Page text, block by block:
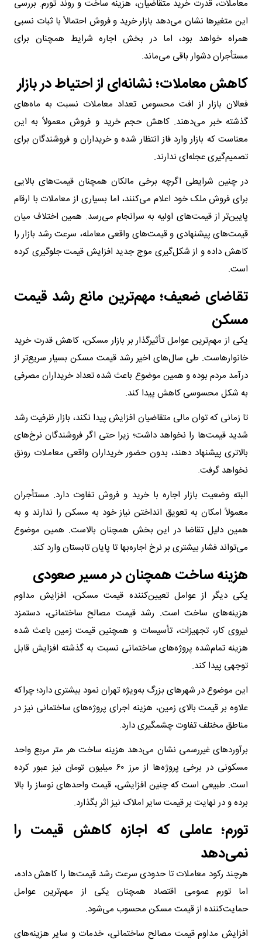
معاملات، قدرت خرید متقاضیان، هزینه ساخت و روند تورم. بررسی
این متغیرها نشان می‌دهد بازار خرید و فروش احتمالاً با ثبات نسبی
همراه خواهد بود، اما در بخش اجاره شرایط همچنان برای
مستأجران دشوار باقی می‌ماند.
کاهش معاملات؛ نشانه‌ای از احتیاط در بازار
فعالان بازار از افت محسوس تعداد معاملات نسبت به ماه‌های
گذشته خبر می‌دهند. کاهش حجم خرید و فروش معمولاً به این
معناست که بازار وارد فاز انتظار شده و خریداران و فروشندگان برای
تصمیم‌گیری عجله‌ای ندارند.
در چنین شرایطی اگرچه برخی مالکان همچنان قیمت‌های بالایی
برای فروش ملک خود اعلام می‌کنند، اما بسیاری از معاملات با ارقام
پایین‌تر از قیمت‌های اولیه به سرانجام می‌رسد. همین اختلاف میان
قیمت‌های پیشنهادی و قیمت‌های واقعی معامله، سرعت رشد بازار را
کاهش داده و از شکل‌گیری موج جدید افزایش قیمت جلوگیری کرده
است.
تقاضای ضعیف؛ مهم‌ترین مانع رشد قیمت
مسکن
یکی از مهم‌ترین عوامل تأثیرگذار بر بازار مسکن، کاهش قدرت خرید
خانوارهاست. طی سال‌های اخیر رشد قیمت مسکن بسیار سریع‌تر از
درآمد مردم بوده و همین موضوع باعث شده تعداد خریداران مصرفی
به شکل محسوسی کاهش پیدا کند.
تا زمانی که توان مالی متقاضیان افزایش پیدا نکند، بازار ظرفیت رشد
شدید قیمت‌ها را نخواهد داشت؛ زیرا حتی اگر فروشندگان نرخ‌های
بالاتری پیشنهاد دهند، بدون حضور خریداران واقعی معاملات رونق
نخواهد گرفت.
البته وضعیت بازار اجاره با خرید و فروش تفاوت دارد. مستأجران
معمولاً امکان به تعویق انداختن نیاز خود به مسکن را ندارند و به
همین دلیل تقاضا در این بخش همچنان بالاست. همین موضوع
می‌تواند فشار بیشتری بر نرخ اجاره‌بها تا پایان تابستان وارد کند.
هزینه ساخت همچنان در مسیر صعودی
یکی دیگر از عوامل تعیین‌کننده قیمت مسکن، افزایش مداوم
هزینه‌های ساخت است. رشد قیمت مصالح ساختمانی، دستمزد
نیروی کار، تجهیزات، تأسیسات و همچنین قیمت زمین باعث شده
هزینه تمام‌شده پروژه‌های ساختمانی نسبت به گذشته افزایش قابل
توجهی پیدا کند.
این موضوع در شهرهای بزرگ به‌ویژه تهران نمود بیشتری دارد؛ چراکه
علاوه بر قیمت بالای زمین، هزینه اجرای پروژه‌های ساختمانی نیز در
مناطق مختلف تفاوت چشمگیری دارد.
برآوردهای غیررسمی نشان می‌دهد هزینه ساخت هر متر مربع واحد
مسکونی در برخی پروژه‌ها از مرز ۶۰ میلیون تومان نیز عبور کرده
است. طبیعی است که چنین افزایشی، قیمت واحدهای نوساز را بالا
برده و در نهایت بر قیمت سایر املاک نیز اثر بگذارد.
تورم؛ عاملی که اجازه کاهش قیمت را
نمی‌دهد
هرچند رکود معاملات تا حدودی سرعت رشد قیمت‌ها را کاهش داده،
اما تورم عمومی اقتصاد همچنان یکی از مهم‌ترین عوامل
حمایت‌کننده از قیمت مسکن محسوب می‌شود.
افزایش مداوم قیمت مصالح ساختمانی، خدمات و سایر هزینه‌های